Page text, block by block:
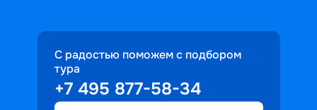
С радостью поможем с подбором
тура
+7 495 877-58-34